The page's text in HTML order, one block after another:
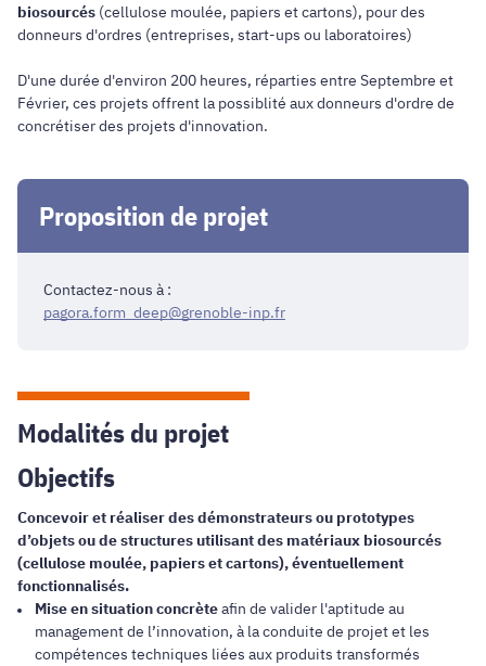
biosourcés (cellulose moulée, papiers et cartons), pour des
donneurs d'ordres (entreprises, start-ups ou laboratoires)
D'une durée d'environ 200 heures, réparties entre Septembre et
Février, ces projets offrent la possiblité aux donneurs d'ordre de
concrétiser des projets d'innovation.
Proposition de projet
Contactez-nous à :
pagora.form_deep@grenoble-inp.fr
Modalités du projet
Objectifs
Concevoir et réaliser des démonstrateurs ou prototypes
d’objets ou de structures utilisant des matériaux biosourcés
(cellulose moulée, papiers et cartons), éventuellement
fonctionnalisés.
Mise en situation concrèteafin de valider l'aptitude au
management de l’innovation, à la conduite de projet et les
compétences techniques liées aux produits transformés